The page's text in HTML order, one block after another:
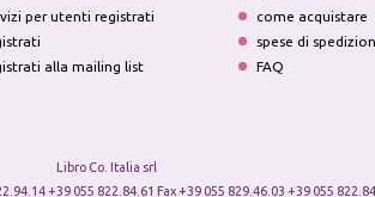
per utenti registrati
alla mailing list
come acquistare
spese di
FAQ
Libro Co. Italia srl
+39 055 822.84.61 Fax +39 055 829.46.03 +39 055